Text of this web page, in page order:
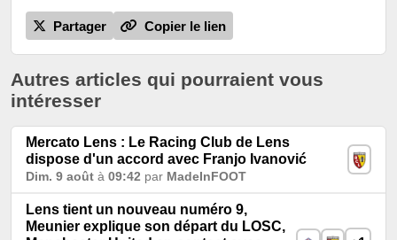
Partager Copier le lien
Autres articles qui pourraient vous
intéresser
Mercato Lens : Le Racing Club de Lens
dispose d'un accord avec Franjo Ivanović
Dim. 9 août à 09:42 par MadeInFOOT
Lens tient un nouveau numéro 9,
Meunier explique son départ du LOSC,